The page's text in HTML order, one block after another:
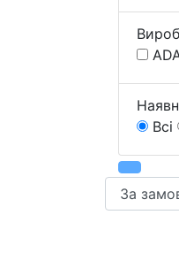
Всі